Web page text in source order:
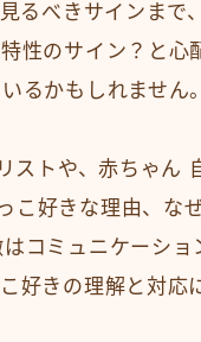
るべきサインまで
性のサイン？と心
るかもしれません。
ストや、赤ちゃん
こ好きな理由、な
コミュニケーショ
好きの理解と対応